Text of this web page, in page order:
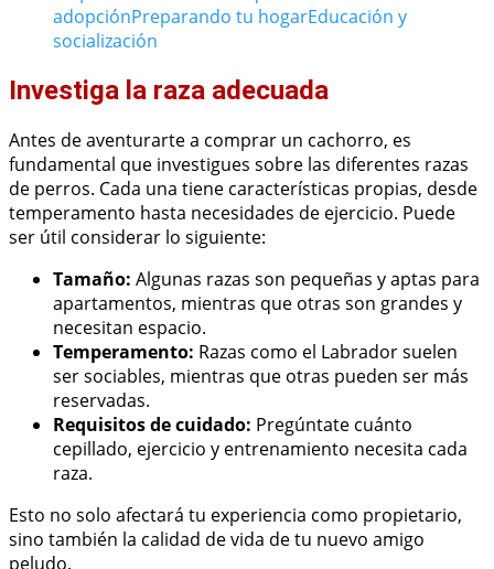
adopciónPreparando tu hogarEducación y
socialización
Investiga la raza adecuada
Antes de aventurarte a comprar un cachorro, es
fundamental que investigues sobre las diferentes razas
de perros. Cada una tiene características propias, desde
temperamento hasta necesidades de ejercicio. Puede
ser útil considerar lo siguiente:
Tamaño: Algunas razas son pequeñas y aptas para
apartamentos, mientras que otras son grandes y
necesitan espacio.
Temperamento: Razas como el Labrador suelen
ser sociables, mientras que otras pueden ser más
reservadas.
Requisitos de cuidado: Pregúntate cuánto
cepillado, ejercicio y entrenamiento necesita cada
raza.
Esto no solo afectará tu experiencia como propietario,
sino también la calidad de vida de tu nuevo amigo
peludo.